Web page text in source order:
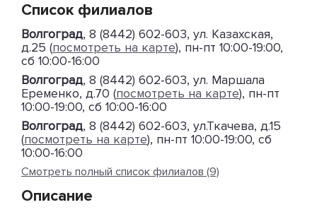
Список филиалов
Волгоград, 8 (8442) 602-603, ул. Казахская,
д.25 (посмотреть на карте), пн-пт 10:00-19:00,
сб 10:00-16:00
Волгоград, 8 (8442) 602-603, ул. Маршала
Еременко, д.70 (посмотреть на карте), пн-пт
10:00-19:00, сб 10:00-16:00
Волгоград, 8 (8442) 602-603, ул.Ткачева, д.15
(посмотреть на карте), пн-пт 10:00-19:00, сб
10:00-16:00
Смотреть полный список филиалов (9)
Описание